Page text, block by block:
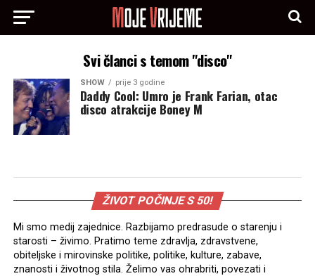
Svi članci s temom "disco"
SHOW prije 3 godine
Daddy Cool: Umro je Frank Farian, otac
disco atrakcije Boney M
ŽIVOT POČINJE S 50!
Mi smo medij zajednice. Razbijamo predrasude o starenju i
starosti – živimo. Pratimo teme zdravlja, zdravstvene,
obiteljske i mirovinske politike, politike, kulture, zabave,
znanosti i životnog stila. Želimo vas ohrabriti, povezati i